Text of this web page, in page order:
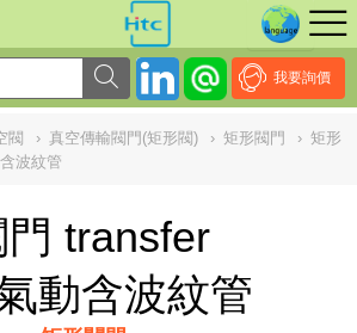
我要詢價
閥 › 真空傳輸閥門(矩形閥) › 矩形閥門 › 矩形
波紋管
transfer
動含波紋管